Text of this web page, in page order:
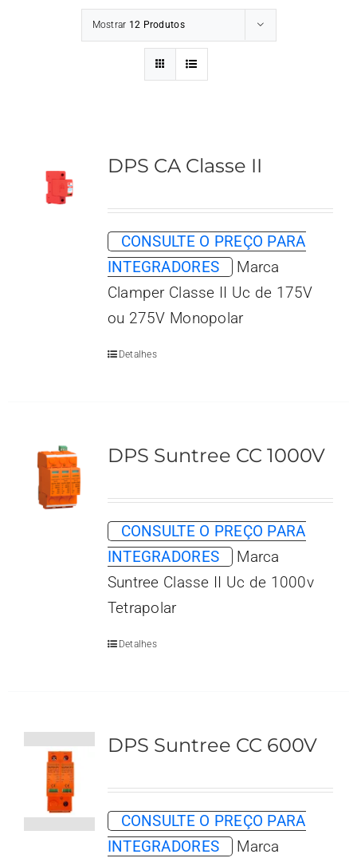
Mostrar 12 Produtos
DPS CA Classe II
CONSULTE O PREÇO PARA
INTEGRADORES
Marca
Clamper Classe II Uc de 175V
ou 275V Monopolar
Detalhes
DPS Suntree CC 1000V
CONSULTE O PREÇO PARA
INTEGRADORES
Marca
Suntree Classe II Uc de 1000v
Tetrapolar
Detalhes
DPS Suntree CC 600V
CONSULTE O PREÇO PARA
INTEGRADORES
Marca